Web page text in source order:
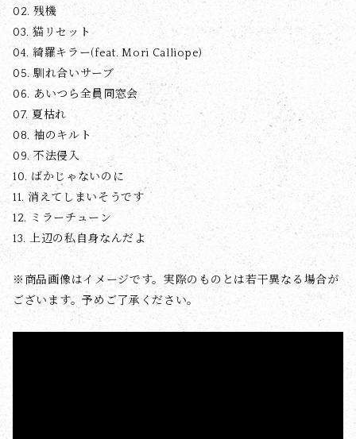
02. 残機
03. 猫リセット
04. 綺羅キラー(feat. Mori Calliope)
05. 馴れ合いサーブ
06. あいつら全員同窓会
07. 夏枯れ
08. 袖のキルト
09. 不法侵入
10. ばかじゃないのに
11. 消えてしまいそうです
12. ミラーチューン
13. 上辺の私自身なんだよ
※商品画像はイメージです。実際のものとは若干異なる場合が
ございます。予めご了承ください。